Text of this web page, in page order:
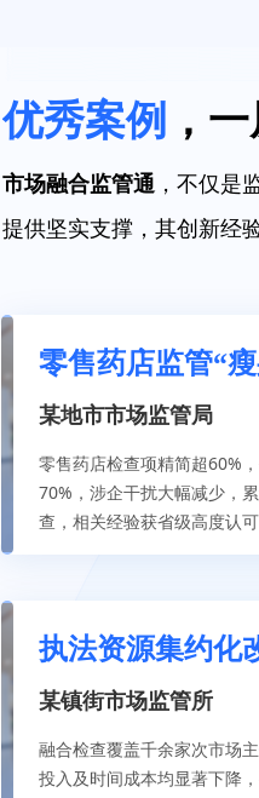
零售药店监管“
某地市市场监管局
零售药店检查项精简超60%
70%，涉企干扰大幅减少，
查，相关经验获省级高度认可
优秀案例 ，
市场融合监管通 ，不仅是
提供坚实支撑，其创新经
执法资源集约化
某镇街市场监管所
融合检查覆盖千余家次市场
投入及时间成本均显著下降